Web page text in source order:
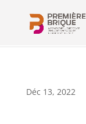
Déc 13, 2022